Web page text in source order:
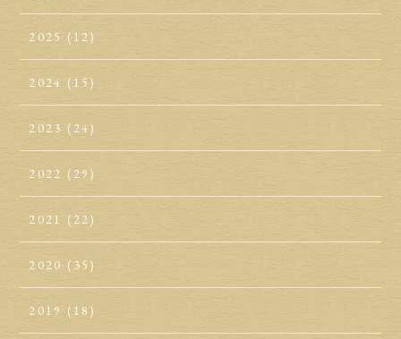
2025 (12)
2024 (15)
2023 (24)
2022 (29)
2021 (22)
2020 (35)
2019 (18)